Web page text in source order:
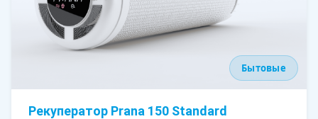
Бытовые
Рекуператор Prana 150 Standard